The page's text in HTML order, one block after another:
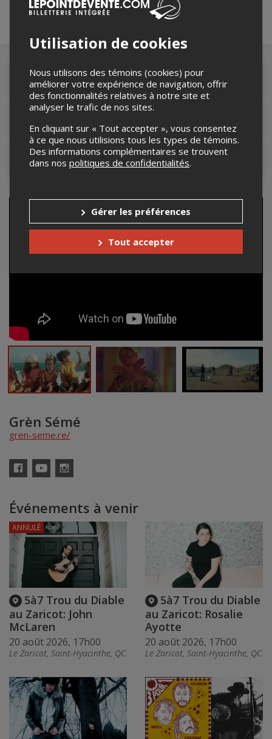
Détails de l'événement
Contacter l'organisateur
Grèn Sémé
gren-seme.re/
FacebookYouTubeInstagram
Événements à venir
5à7 Trou du Diable
au Zaricot: John
McLaren
20 août 2026, 17h00
Le Zaricot, Saint-Hyacinthe, QC
ANNULÉ
5à7 Trou du Diable
au Zaricot: Rosalie
Ayotte
20 août 2026, 17h00
Le Zaricot, Saint-Hyacinthe, QC
Utilisation de cookies
Nous utilisons des témoins (cookies) pour
améliorer votre expérience de navigation, offrir
des fonctionnalités relatives à notre site et
analyser le trafic de nos sites.
En cliquant sur « Tout accepter », vous consentez
à ce que nous utilisions tous les types de témoins.
Des informations complémentaires se trouvent
dans nos politiques de confidentialités.
Gérer les préférences
Tout accepter